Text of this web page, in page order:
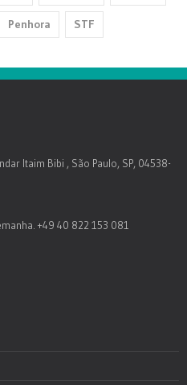
Penhora STF
Itaim Bibi , São Paulo, SP, 04538-
+49 40 822 153 081